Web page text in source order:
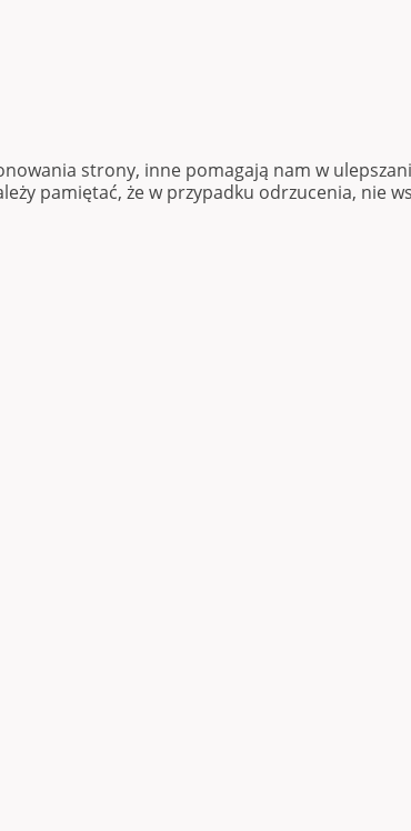
strony, inne pomagają nam w
pamiętać, że w przypadku odrzucenia, nie